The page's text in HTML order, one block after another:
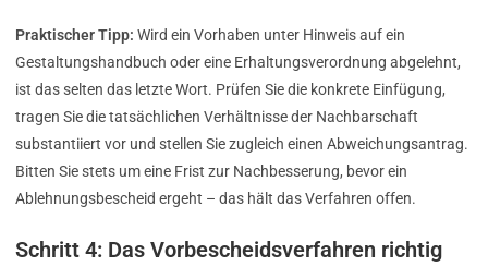
Praktischer Tipp: Wird ein Vorhaben unter Hinweis auf ein
Gestaltungshandbuch oder eine Erhaltungsverordnung abgelehnt,
ist das selten das letzte Wort. Prüfen Sie die konkrete Einfügung,
tragen Sie die tatsächlichen Verhältnisse der Nachbarschaft
substantiiert vor und stellen Sie zugleich einen Abweichungsantrag.
Bitten Sie stets um eine Frist zur Nachbesserung, bevor ein
Ablehnungsbescheid ergeht – das hält das Verfahren offen.
Schritt 4: Das Vorbescheidsverfahren richtig